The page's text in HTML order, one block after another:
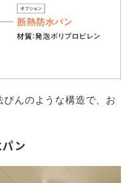
んのような構造で、お
ン